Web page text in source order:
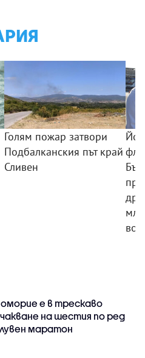
Голям пожар затвори
Подбалканския път край
Сливен
е в трескаво
на шестия по ред
маратон